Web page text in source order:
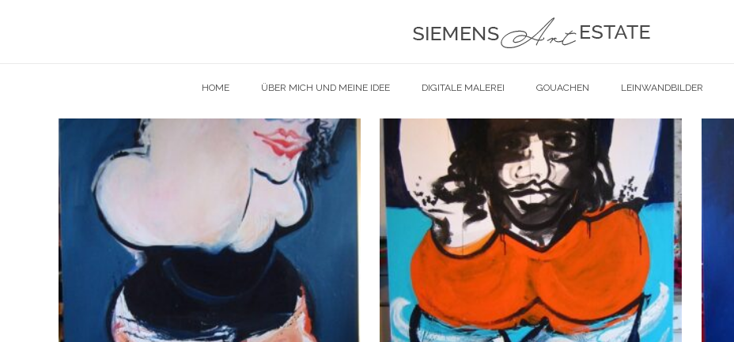
HOME ÜBER MICH UND MEINE IDEE DIGITALE MALEREI GOUACHEN LEINWANDBILDER